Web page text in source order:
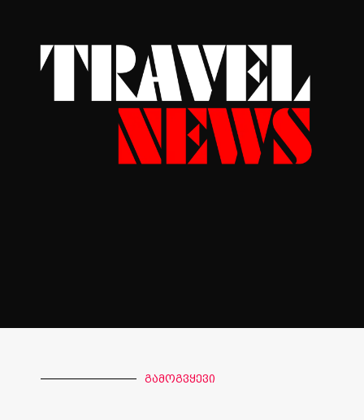
გამოგვყევი